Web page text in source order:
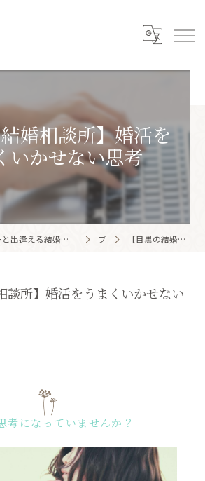
婚相談所】婚活を
いかせない思考
【究極のパートナーと出逢える結婚相談所】目黒区・品川区で結婚相談所ならアノー・ド・マリアージュ 目黒婚活サロン ブログ 【目黒の結婚相談所】婚活をうまくいかせない思考
談所】婚活をうまくいかせない
考になっていませんか？